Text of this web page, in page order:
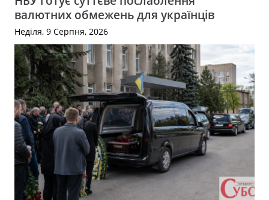
валютних обмежень для українців
Неділя, 9 Серпня, 2026